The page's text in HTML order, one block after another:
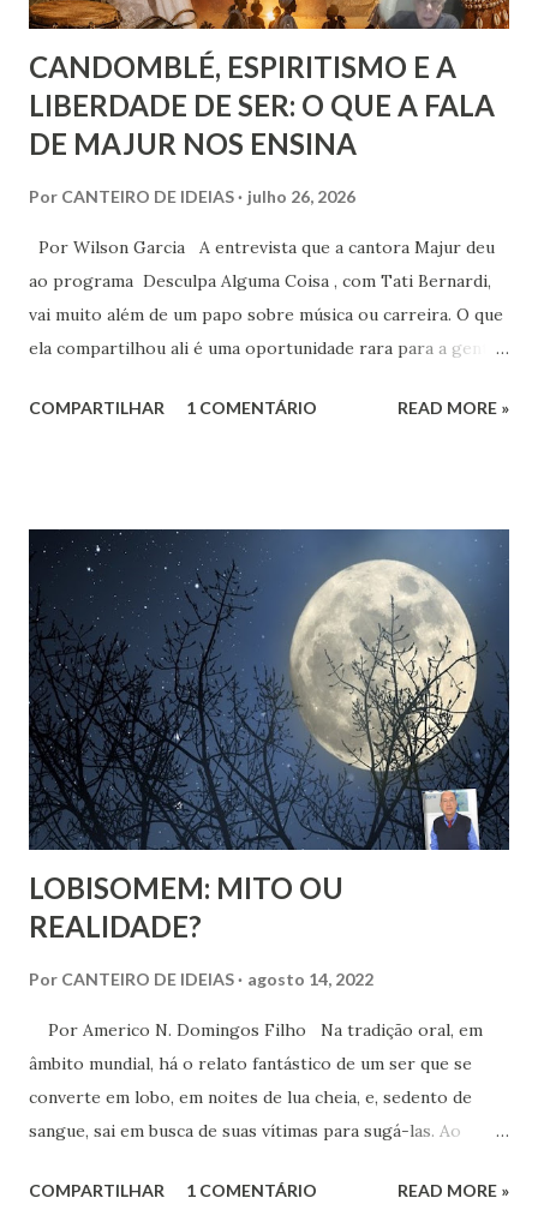
CANDOMBLÉ, ESPIRITISMO E A
LIBERDADE DE SER: O QUE A FALA
DE MAJUR NOS ENSINA
Por CANTEIRO DE IDEIAS julho 26, 2026
Por Wilson Garcia A entrevista que a cantora Majur deu
ao programa Desculpa Alguma Coisa , com Tati Bernardi,
vai muito além de um papo sobre música ou carreira. O que
ela compartilhou ali é uma oportunidade rara para a gente
identidade espiritual, pertencimento e intolerância
Ao dizer que deixar o ambiente evangélico não significou
abandonar Deus, mas sim se libertar de uma prisão, ela
expõe algo que muita gente vive: a busca por uma
espiritualidade que faça sentido com quem a gente
realmente é.
COMPARTILHAR 1 COMENTÁRIO READ MORE »
LOBISOMEM: MITO OU
REALIDADE?
Por CANTEIRO DE IDEIAS agosto 14, 2022
Por Americo N. Domingos Filho Na tradição oral, em
âmbito mundial, há o relato fantástico de um ser que se
converte em lobo, em noites de lua cheia, e, sedento de
sangue, sai em busca de suas vítimas para sugá-las. Ao
pessoa comum. Essa lenda revela um ser amaldiçoado, que
COMPARTILHAR 1 COMENTÁRIO READ MORE »